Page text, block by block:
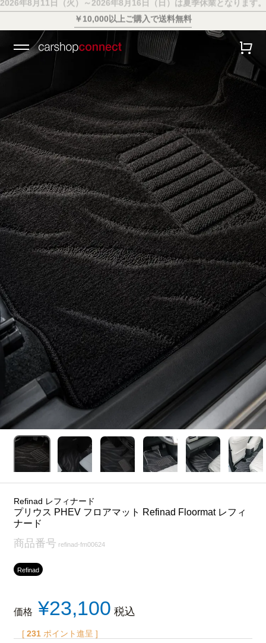
￥10,000以上ご購入で送料無料
Refinad レフィナード
プリウス PHEV フロアマット Refinad Floormat レフィ
ナード
商品番号 refinad-fm00624
Refinad
価格 ¥23,100 税込
[ 231 ポイント進呈 ]